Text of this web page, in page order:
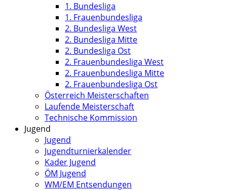
1. Bundesliga
1. Frauenbundesliga
2. Bundesliga West
2. Bundesliga Mitte
2. Bundesliga Ost
2. Frauenbundesliga West
2. Frauenbundesliga Mitte
2. Frauenbundesliga Ost
Österreich Meisterschaften
Laufende Meisterschaft
Technische Kommission
Jugend
Jugend
Jugendturnierkalender
Kader Jugend
ÖM Jugend
WM/EM Entsendungen